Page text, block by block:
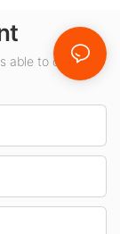
able to cater to